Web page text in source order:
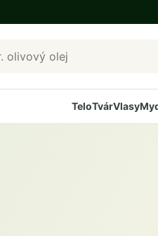
TeloTvárVlasy